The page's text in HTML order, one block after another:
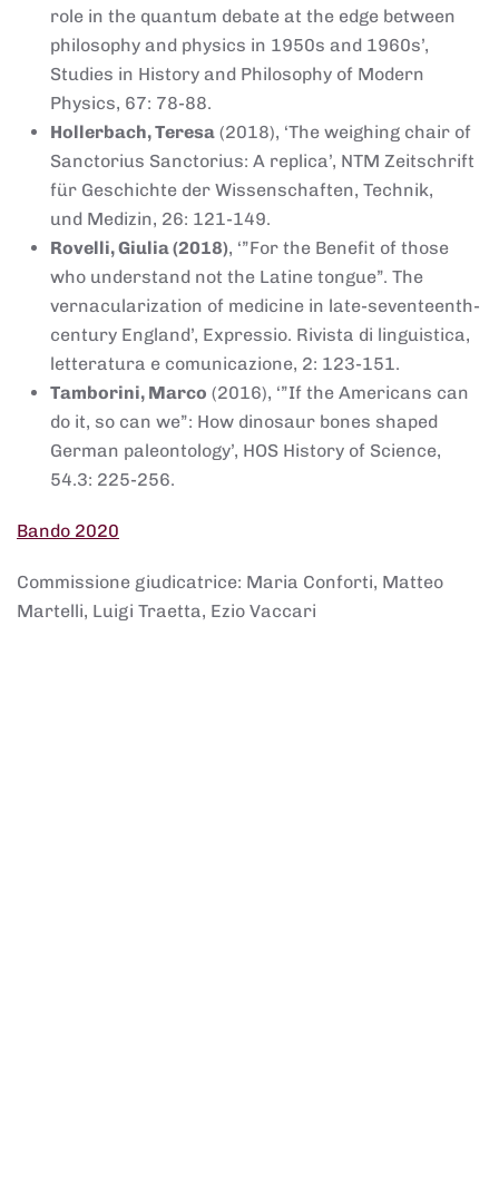
role in the quantum debate at the edge between
philosophy and physics in 1950s and 1960s’,
Studies in History and Philosophy of Modern
Physics, 67: 78-88.
Hollerbach, Teresa (2018), ‘The weighing chair of
Sanctorius Sanctorius: A replica’, NTM Zeitschrift
für Geschichte der Wissenschaften, Technik,
und Medizin, 26: 121-149.
Rovelli, Giulia (2018), ‘”For the Benefit of those
who understand not the Latine tongue”. The
vernacularization of medicine in late-seventeenth-
century England’, Expressio. Rivista di linguistica,
letteratura e comunicazione, 2: 123-151.
Tamborini, Marco (2016), ‘”If the Americans can
do it, so can we”: How dinosaur bones shaped
German paleontology’, HOS History of Science,
54.3: 225-256.
Bando 2020
Commissione giudicatrice: Maria Conforti, Matteo
Martelli, Luigi Traetta, Ezio Vaccari